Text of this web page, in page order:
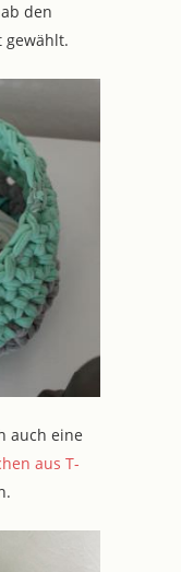
den
gewählt.
auch eine
aus T-